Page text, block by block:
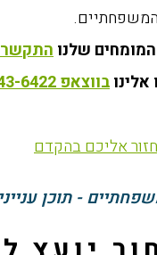
שלנו
אלינובווצאפ 054-443-6422
אליכם בהקדם
- תוכן